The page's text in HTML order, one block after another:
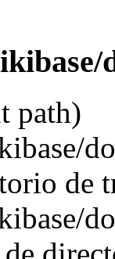
path)
de